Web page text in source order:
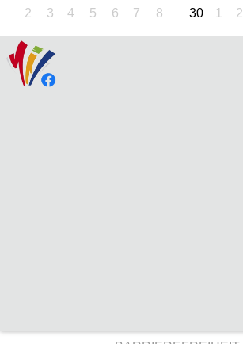
2
3 4 5 6 7 8
30
1 2